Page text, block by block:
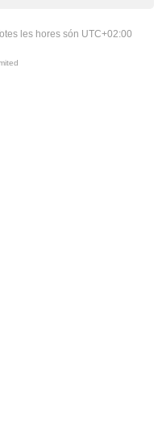
les hores són UTC+02:00